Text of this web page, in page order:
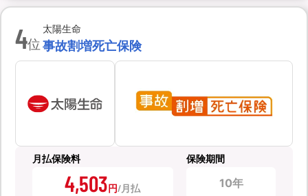
4位
太陽生命
事故割増死亡保険
月払保険料
4,503円
保険期間
10年